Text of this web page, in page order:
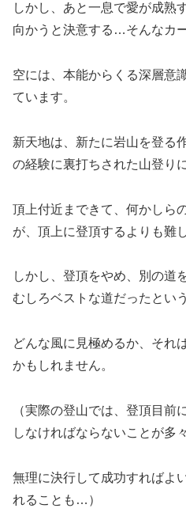
しかし、あと一息で愛が成熟
向かうと決意する…そんなカ
空には、本能からくる深層意
ています。
新天地は、新たに岩山を登る
の経験に裏打ちされた山登り
頂上付近まできて、何かしら
が、頂上に登頂するよりも難
しかし、登頂をやめ、別の道
むしろベストな道だったとい
どんな風に見極めるか、それ
かもしれません。
（実際の登山では、登頂目前
しなければならないことが多
無理に決行して成功すればよ
れることも…）